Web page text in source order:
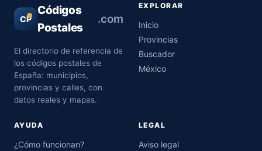
CP
Códigos
Postales
.com
El directorio de referencia de
los códigos postales de
España: municipios,
provincias y calles, con
datos reales y mapas.
EXPLORAR
Inicio
Provincias
Buscador
México
AYUDA
¿Cómo funcionan?
LEGAL
Aviso legal